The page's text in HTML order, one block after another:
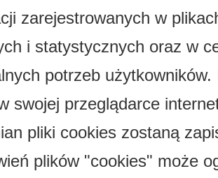
zarejestrowanych w
i statystycznych oraz w
potrzeb
swojej przeglądarce
pliki cookies zostaną
plików "cookies" może